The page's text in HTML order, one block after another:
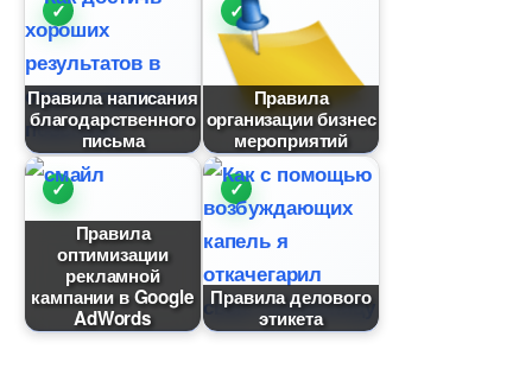
Правила написания
лагодарственного
письма
Правила
организации бизнес
мероприятий
Правила
оптимизации
рекламной
кампании в Google
AdWords
Правила делового
этикета